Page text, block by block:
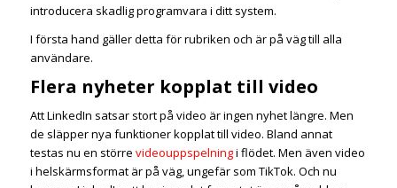
introducera skadlig programvara i ditt system.
I första hand gäller detta för rubriken och är på väg till alla
användare.
Flera nyheter kopplat till video
Att LinkedIn satsar stort på video är ingen nyhet längre. Men
de släpper nya funktioner kopplat till video. Bland annat
testas nu en större videouppspelningi flödet. Men även video
i helskärmsformat är på väg, ungefär som TikTok. Och nu